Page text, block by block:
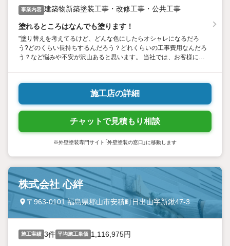
事業内容 建築物新築塗装工事・改修工事・公共工事
塗れるところはなんでも塗ります！
"塗り替えを考えてるけど、どんな色にしたらオシャレになるだろ
う?どのくらい長持ちするんだろう？どれくらいの工事費用なんだろ
う？など悩みや不安が沢山あると思います。 当社では、お客様に満
施工店の詳細
チャットで見積もり相談
※外壁塗装専門サイト「外壁塗装の窓口」に移動します
株式会社 心絆
〒963-0101 福島県郡山市安積町日出山字新鍬47-3
施工実績 3件 平均施工単価 1,116,975円